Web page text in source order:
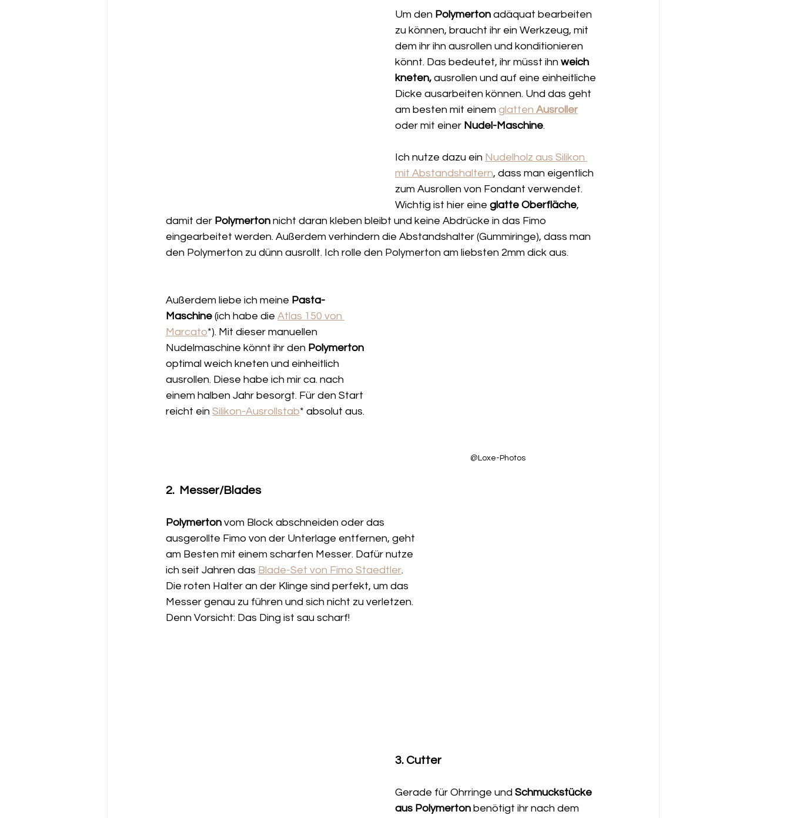
Um den Polymerton adäquat bearbeiten
zu können, braucht ihr ein Werkzeug, mit
dem ihr ihn ausrollen und konditionieren
könnt. Das bedeutet, ihr müsst ihn weich
kneten, ausrollen und auf eine einheitliche
Dicke ausarbeiten können. Und das geht
am besten mit einem glatten Ausroller
oder mit einer Nudel-Maschine.
Ich nutze dazu ein Nudelholz aus Silikon
mit Abstandshaltern, dass man eigentlich
zum Ausrollen von Fondant verwendet.
Wichtig ist hier eine glatte Oberfläche,
damit der Polymerton nicht daran kleben bleibt und keine Abdrücke in das Fimo
eingearbeitet werden. Außerdem verhindern die Abstandshalter (Gummiringe), dass man
den Polymerton zu dünn ausrollt. Ich rolle den Polymerton am liebsten 2mm dick aus.
@Loxe-Photos
Außerdem liebe ich meine Pasta-
Maschine (ich habe die Atlas 150 von
Marcato*). Mit dieser manuellen
Nudelmaschine könnt ihr den Polymerton
optimal weich kneten und einheitlich
ausrollen. Diese habe ich mir ca. nach
einem halben Jahr besorgt. Für den Start
reicht ein Silikon-Ausrollstab* absolut aus.
2.  Messer/Blades
Polymerton vom Block abschneiden oder das
ausgerollte Fimo von der Unterlage entfernen, geht
am Besten mit einem scharfen Messer. Dafür nutze
ich seit Jahren das Blade-Set von Fimo Staedtler.
Die roten Halter an der Klinge sind perfekt, um das
Messer genau zu führen und sich nicht zu verletzen.
Denn Vorsicht: Das Ding ist sau scharf!
3. Cutter
Gerade für Ohrringe und Schmuckstücke
aus Polymerton benötigt ihr nach dem